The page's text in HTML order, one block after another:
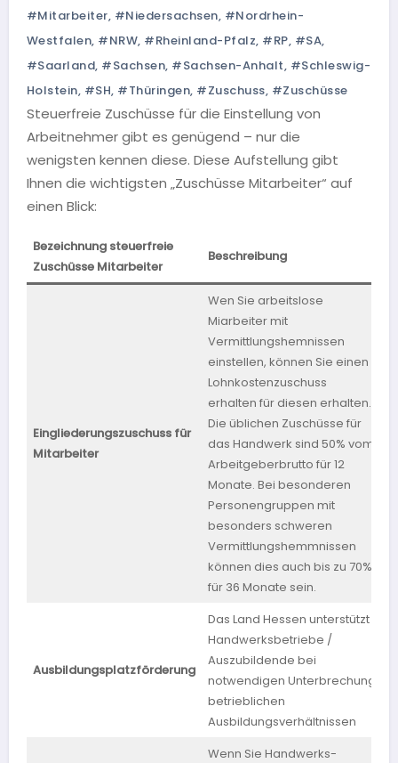
#Mitarbeiter, #Niedersachsen, #Nordrhein-
Westfalen, #NRW, #Rheinland-Pfalz, #RP, #SA,
#Saarland, #Sachsen, #Sachsen-Anhalt, #Schleswig-
Holstein, #SH, #Thüringen, #Zuschuss, #Zuschüsse
Steuerfreie Zuschüsse für die Einstellung von
Arbeitnehmer gibt es genügend – nur die
wenigsten kennen diese. Diese Aufstellung gibt
Ihnen die wichtigsten „Zuschüsse Mitarbeiter“ auf
einen Blick:
Bezeichnung steuerfreie
Zuschüsse Mitarbeiter
Beschreibung
Eingliederungszuschuss für
Mitarbeiter
Wen Sie arbeitslose
Miarbeiter mit
Vermittlungshemnissen
einstellen, können Sie einen
Lohnkostenzuschuss
erhalten für diesen erhalten.
Die üblichen Zuschüsse für
das Handwerk sind 50% vom
Arbeitgeberbrutto für 12
Monate. Bei besonderen
Personengruppen mit
besonders schweren
Vermittlungshemmnissen
können dies auch bis zu 70%
für 36 Monate sein.
Ausbildungsplatzförderung
Das Land Hessen unterstützt
Handwerksbetriebe /
Auszubildende bei
notwendigen Unterbrechung
betrieblichen
Ausbildungsverhältnissen
Wenn Sie Handwerks-